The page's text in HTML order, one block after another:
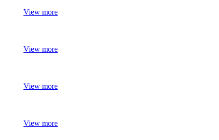
View more
View more
View more
View more